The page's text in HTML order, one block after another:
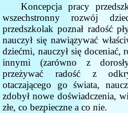
Koncepcja pracy
wszechstronny rozwój
przedszkolak poznał radość
nauczył się nawiązywać
dziećmi, nauczył się doceniać,
innymi (zarówno z
przeżywać radość z
otaczającego go świata,
zdobył nowe doświadczenia,
złe, co bezpieczne a co nie.